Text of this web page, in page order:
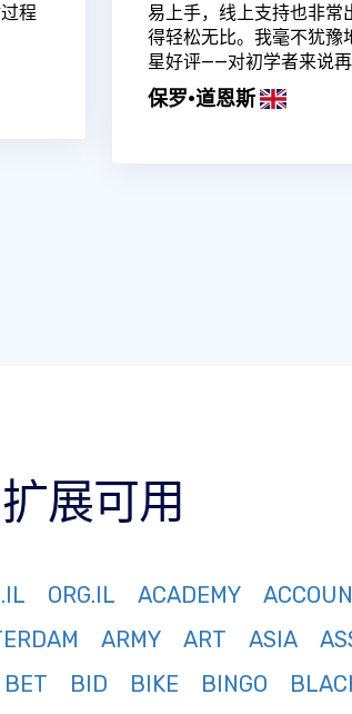
程
易上手，线上支持也非常
得轻松无比。我毫不犹豫
星好评——对初学者来说再
保罗·道恩斯
展可用
ORG.IL ACADEMY
ARMY ART ASIA
BET BID BIKE BINGO